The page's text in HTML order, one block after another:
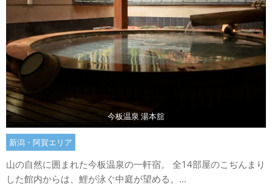
今板温泉 湯本舘
新潟・阿賀エリア
山の自然に囲まれた今板温泉の一軒宿。 全14部屋のこぢんまり
した館内からは、鯉が泳ぐ中庭が望める。...